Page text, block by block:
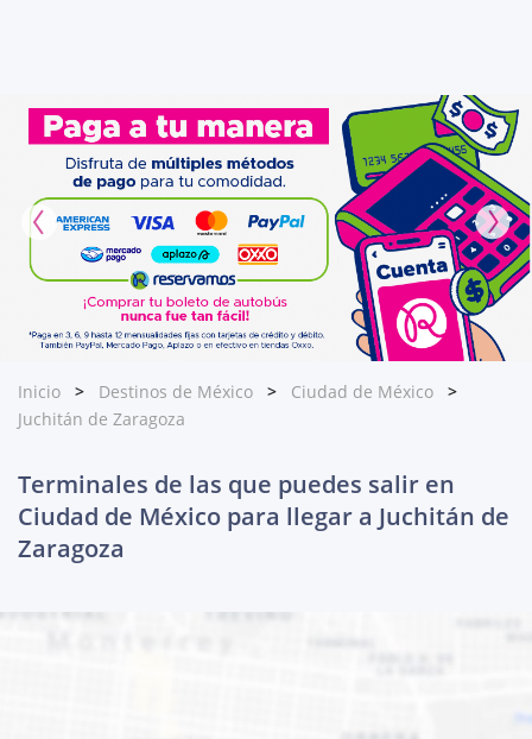
Inicio Destinos de México
Ciudad de México
Juchitán de Zaragoza
Terminales de las que puedes salir en
Ciudad de México para llegar a Juchitán de
Zaragoza